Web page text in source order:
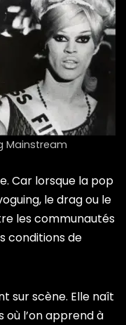
Mainstream
Car lorsque la pop
le drag ou le
les communautés
conditions de
sur scène. Elle naît
où l’on apprend à